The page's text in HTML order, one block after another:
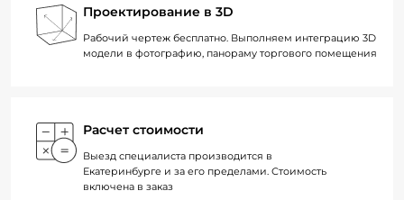
Проектирование в 3D
Рабочий чертеж бесплатно. Выполняем интеграцию 3D
модели в фотографию, панораму торгового помещения
Расчет стоимости
Выезд специалиста производится в
Екатеринбурге и за его пределами. Стоимость
включена в заказ